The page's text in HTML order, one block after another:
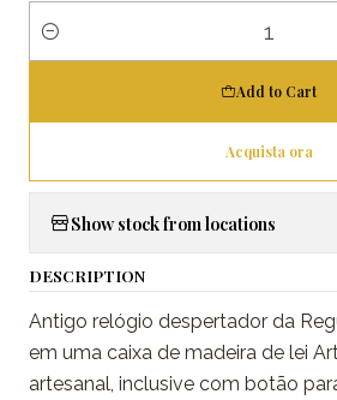
Quantity
Add to Cart
Acquista ora
Show stock from locations
DESCRIPTION
Antigo relógio despertador da
em uma caixa de madeira de lei
artesanal, inclusive com botão